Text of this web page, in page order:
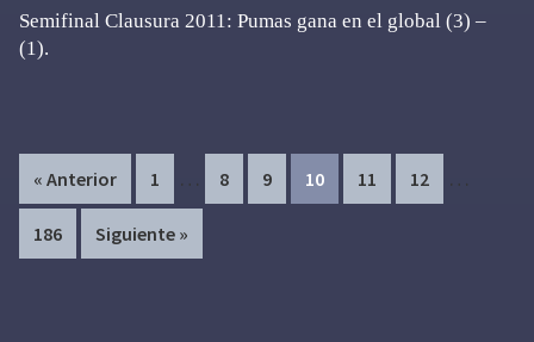
Semifinal Clausura 2011: Pumas gana en el global (3) –
(1).
« Anterior Page
1
Interim
pages
omitted
… Page
8 Page
9 Page
10 Page
11 Page
12 …
Page
186 Siguiente »